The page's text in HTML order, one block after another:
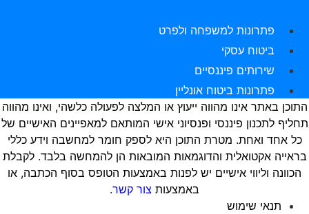
פתרונות למשפחה ולפרט
ביטוח עסקי
שירותים פיננסיים
פתרונות ביטוח אונליין
התוכן באתר אינו מהווה ייעוץ או המלצה לפעולה כלשהי, ואינו מהווה
תחליף לתכנון פיננסי ופנסיוני אישי המותאם למאפיינים האישיים של
כל אחד ואחת. מטרת התוכן היא לספק חומר למחשבה וידע כללי
בראייה אקטואלית והדוגמאות המובאות הן להמחשה בלבד. לקבלת
הכוונה וליווי אישיים יש לפנות באמצעות הטופס בסוף הכתבה, או
באמצעות צור קשר.
תנאי שימוש